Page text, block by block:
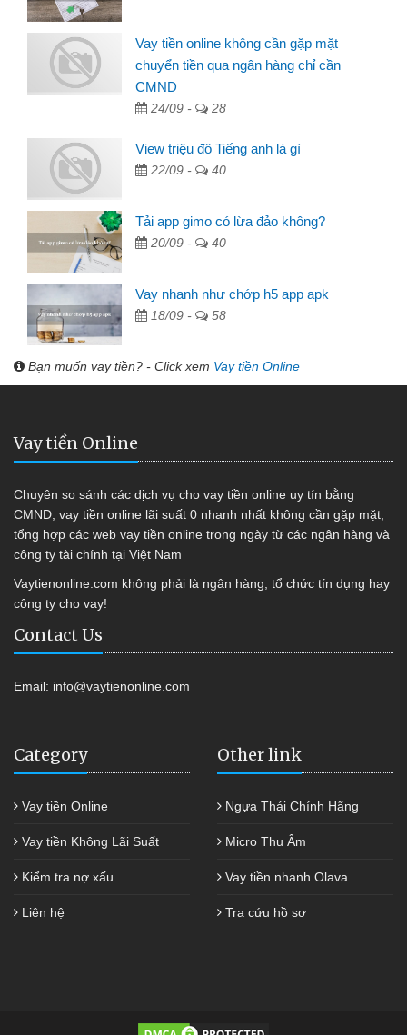
Vay tiền online không cần gặp mặt
chuyển tiền qua ngân hàng chỉ cần
CMND
24/09 - 28
View triệu đô Tiếng anh là gì
22/09 - 40
Tải app gimo có lừa đảo không?
20/09 - 40
Vay nhanh như chớp h5 app apk
18/09 - 58
Bạn muốn vay tiền? - Click xem Vay tiền Online
Vay tiền Online
Chuyên so sánh các dịch vụ cho vay tiền online uy tín bằng
CMND, vay tiền online lãi suất 0 nhanh nhất không cần gặp mặt,
tổng hợp các web vay tiền online trong ngày từ các ngân hàng và
công ty tài chính tại Việt Nam
Vaytienonline.com không phải là ngân hàng, tổ chức tín dụng hay
công ty cho vay!
Contact Us
Email: info@vaytienonline.com
Category
Vay tiền Online
Vay tiền Không Lãi Suất
Kiểm tra nợ xấu
Liên hệ
Other link
Ngựa Thái Chính Hãng
Micro Thu Âm
Vay tiền nhanh Olava
Tra cứu hồ sơ